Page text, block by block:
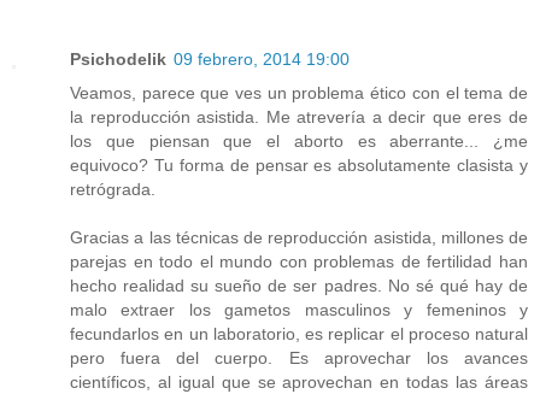
Psichodelik 09 febrero, 2014 19:00
Veamos, parece que ves un problema ético con el tema de
la reproducción asistida. Me atrevería a decir que eres de
los que piensan que el aborto es aberrante... ¿me
equivoco? Tu forma de pensar es absolutamente clasista y
retrógrada.
Gracias a las técnicas de reproducción asistida, millones de
parejas en todo el mundo con problemas de fertilidad han
hecho realidad su sueño de ser padres. No sé qué hay de
malo extraer los gametos masculinos y femeninos y
fecundarlos en un laboratorio, es replicar el proceso natural
pero fuera del cuerpo. Es aprovechar los avances
científicos, al igual que se aprovechan en todas las áreas